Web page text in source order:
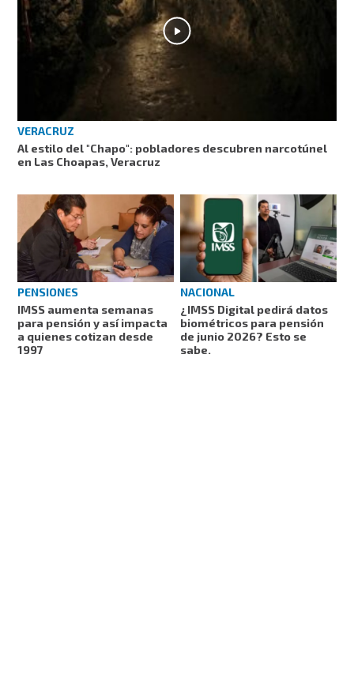
VERACRUZ
Al estilo del "Chapo": pobladores descubren narcotúnel
en Las Choapas, Veracruz
PENSIONES
IMSS aumenta semanas
para pensión y así impacta
a quienes cotizan desde
1997
NACIONAL
¿IMSS Digital pedirá datos
biométricos para pensión
de junio 2026? Esto se
sabe.